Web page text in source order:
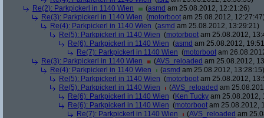
Re(2): Parkpickerl in 1140 Wien
(asmd am 25.08.2012, 12:21:26)
Re(3): Parkpickerl in 1140 Wien (motorboot am 25.08.2012,
Re(4): Parkpickerl in 1140 Wien (asmd am 25.08.2012, 13:29:21)
Re(5): Parkpickerl in 1140 Wien (motorboot am 25.08.2012,
Re(6): Parkpickerl in 1140 Wien (asmd am 25.08.2012,
Re(7): Parkpickerl in 1140 Wien (motorboot am
Re(3): Parkpickerl in 1140 Wien
(AVS_reloaded am 25.08.2012,
Re(4): Parkpickerl in 1140 Wien
(asmd am 25.08.2012, 13:28:15)
Re(5): Parkpickerl in 1140 Wien (motorboot am 25.08.2012,
Re(5): Parkpickerl in 1140 Wien
(AVS_reloaded am
Re(6): Parkpickerl in 1140 Wien (Ken Tucky am 25.08.2012,
Re(6): Parkpickerl in 1140 Wien (motorboot am 25.08.2012,
Re(7): Parkpickerl in 1140 Wien
(AVS_reloaded am